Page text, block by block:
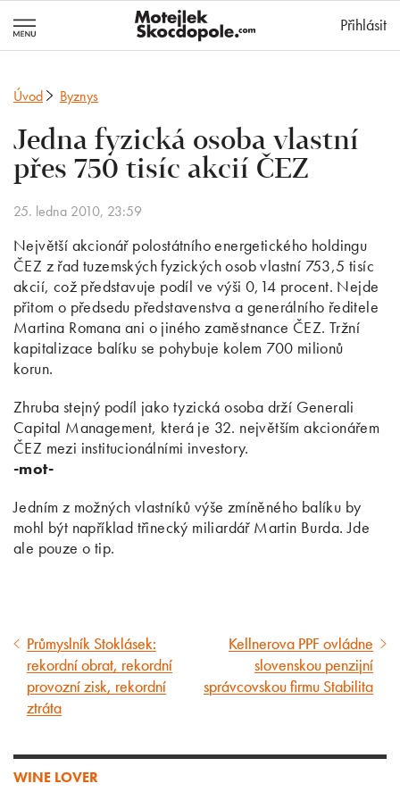
Přihlásit
Úvod Byznys
Jedna fyzická osoba vlastní
přes 750 tisíc akcií ČEZ
25. ledna 2010, 23:59
Největší akcionář polostátního energetického holdingu
ČEZ z řad tuzemských fyzických osob vlastní 753,5 tisíc
akcií, což představuje podíl ve výši 0,14 procent. Nejde
přitom o předsedu představenstva a generálního ředitele
Martina Romana ani o jiného zaměstnance ČEZ. Tržní
kapitalizace balíku se pohybuje kolem 700 milionů
korun.
Zhruba stejný podíl jako tyzická osoba drží Generali
Capital Management, která je 32. největším akcionářem
ČEZ mezi institucionálními investory.
-mot-
Jedním z možných vlastníků výše zmíněného balíku by
mohl být například třinecký miliardář Martin Burda. Jde
ale pouze o tip.
Předcházející
článek
Průmyslník Stoklásek:
rekordní obrat, rekordní
provozní zisk, rekordní
ztráta
Následující
článek
Kellnerova PPF ovládne
slovenskou penzijní
správcovskou firmu Stabilita
WINE LOVER